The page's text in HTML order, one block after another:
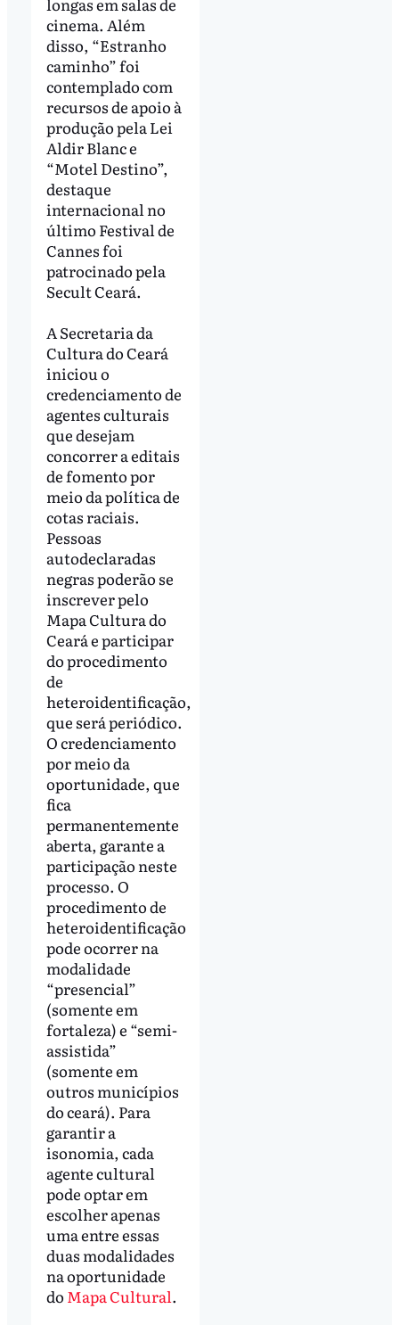
cinema. Além
disso, “Estranho
caminho” foi
contemplado com
recursos de apoio à
produção pela Lei
Aldir Blanc e
“Motel Destino”,
destaque
internacional no
último Festival de
Cannes foi
patrocinado pela
Secult Ceará.
A Secretaria da
Cultura do Ceará
iniciou o
credenciamento de
agentes culturais
que desejam
concorrer a editais
de fomento por
meio da política de
cotas raciais.
Pessoas
autodeclaradas
negras poderão se
inscrever pelo
Mapa Cultura do
Ceará e participar
do procedimento
de
heteroidentificação,
que será periódico.
O credenciamento
por meio da
oportunidade, que
fica
permanentemente
aberta, garante a
participação neste
processo. O
procedimento de
heteroidentificação
pode ocorrer na
modalidade
“presencial”
(somente em
fortaleza) e “semi-
assistida”
(somente em
outros municípios
do ceará). Para
garantir a
isonomia, cada
agente cultural
pode optar em
escolher apenas
uma entre essas
duas modalidades
na oportunidade
do Mapa Cultural.